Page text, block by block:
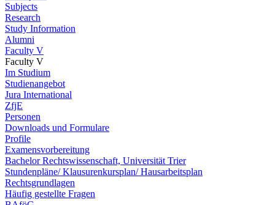
Subjects
Research
Study Information
Alumni
Faculty V
Faculty V
Im Studium
Studienangebot
Jura International
ZfjE
Personen
Downloads und Formulare
Profile
Examensvorbereitung
Bachelor Rechtswissenschaft, Universität Trier
Stundenpläne/ Klausurenkursplan/ Hausarbeitsplan
Rechtsgrundlagen
Häufig gestellte Fragen